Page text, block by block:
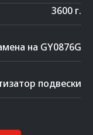
3600 г.
на GY0876G
подвески